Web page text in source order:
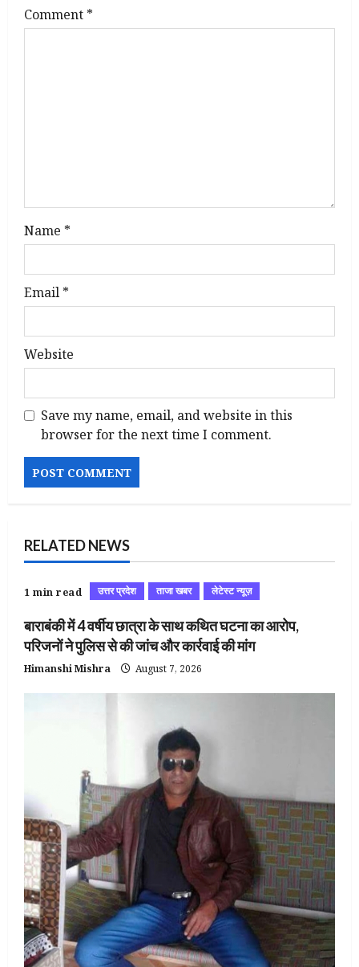
g
Comment *
Name *
Email *
Website
Save my name, email, and website in this
browser for the next time I comment.
RELATED NEWS
1 min read उत्तर प्रदेश ताजा खबर लेटेस्ट न्यूज़
बाराबंकी में 4 वर्षीय छात्रा के साथ कथित घटना का आरोप,
परिजनों ने पुलिस से की जांच और कार्रवाई की मांग
Himanshi Mishra August 7, 2026